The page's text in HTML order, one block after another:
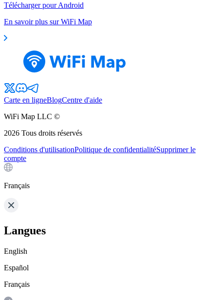
Télécharger pour Android
En savoir plus sur WiFi Map
Carte en ligneBlogCentre d'aide
WiFi Map LLC ©
2026 Tous droits réservés
Conditions d'utilisationPolitique de confidentialitéSupprimer le
compte
Français
Langues
English
Español
Français